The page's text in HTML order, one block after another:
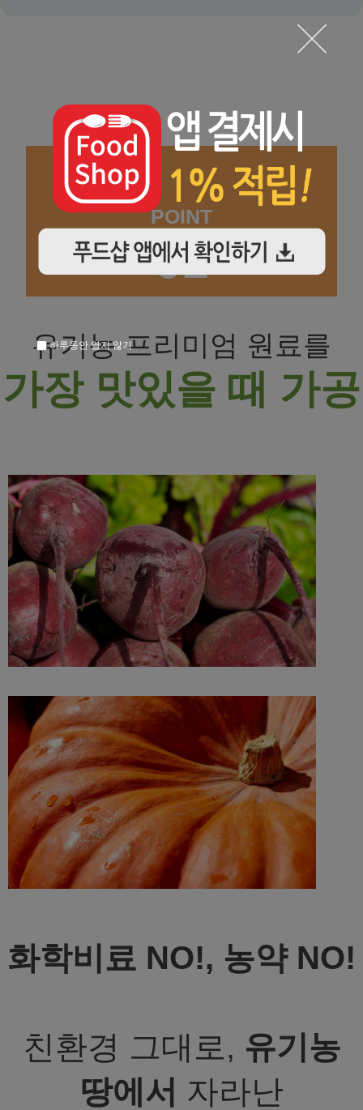
POINT
01
유기농 프리미엄 원료를
가장 맛있을 때 가공
화학비료 NO!, 농약 NO!
친환경 그대로, 유기농
땅에서 자라난
하루동안 열지 않기